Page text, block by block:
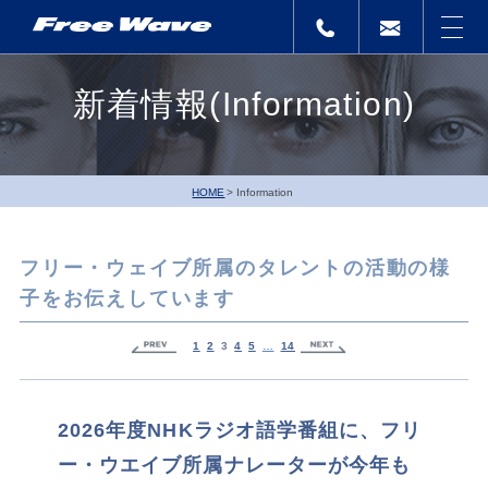
新着情報(Information)
HOME Information
フリー・ウェイブ所属のタレントの活動の様
子をお伝えしています
1 2 3 4 5 14
2026年度NHKラジオ語学番組に、フリ
ー・ウエイブ所属ナレーターが今年も